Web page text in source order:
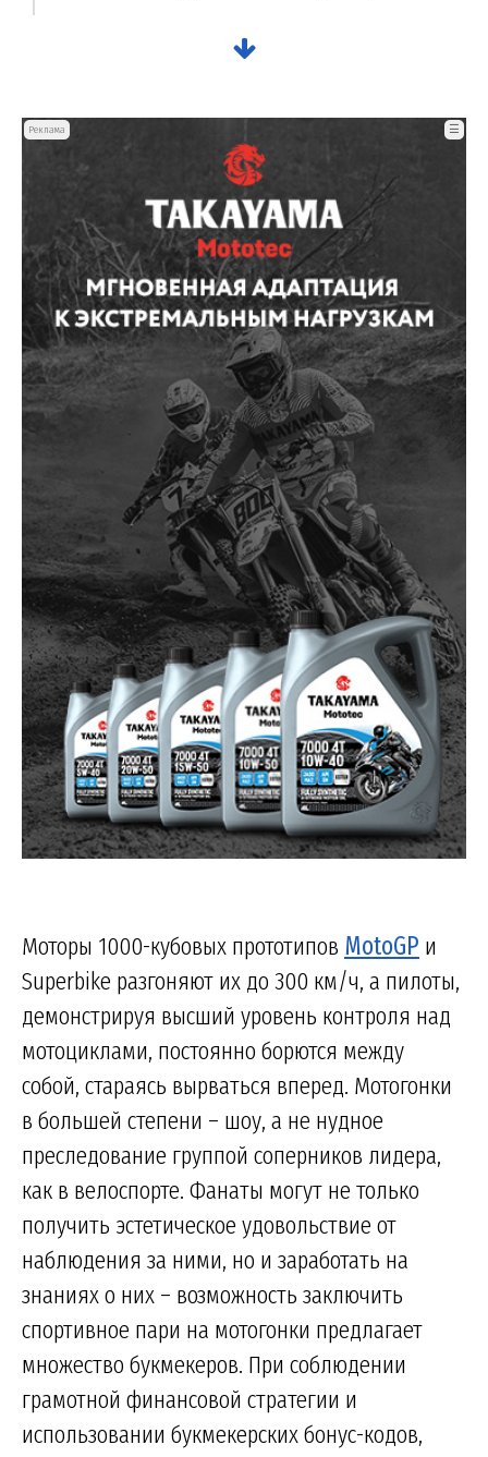
Реклама ☰
Моторы 1000-кубовых прототипов MotoGP и
Superbike разгоняют их до 300 км/ч, а пилоты,
демонстрируя высший уровень контроля над
мотоциклами, постоянно борются между
собой, стараясь вырваться вперед. Мотогонки
в большей степени – шоу, а не нудное
преследование группой соперников лидера,
как в велоспорте. Фанаты могут не только
получить эстетическое удовольствие от
наблюдения за ними, но и заработать на
знаниях о них – возможность заключить
спортивное пари на мотогонки предлагает
множество букмекеров. При соблюдении
грамотной финансовой стратегии и
использовании букмекерских бонус-кодов,